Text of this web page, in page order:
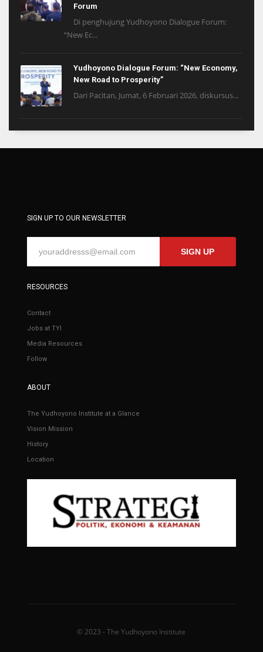
Forum
Di penghujung Yudhoyono Dialogue Forum:
“New Ec...
Yudhoyono Dialogue Forum: “New Economy,
New Road to Prosperity”
Dari Pacitan, Jumat, 6 Februari 2026, diskursus...
SIGN UP TO OUR NEWSLETTER
SIGN UP
RESOURCES
Contact
Jobs at TYI
Media Resources
Follow
ABOUT
The Yudhoyono Institute at a Glance
Vision Mission
History
Location
© 2023 - The Yudhoyono Institute